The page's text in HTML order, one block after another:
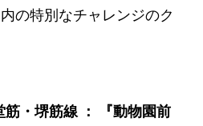
の特別なチャレンジのク
筋・堺筋線 ： 『動物園前